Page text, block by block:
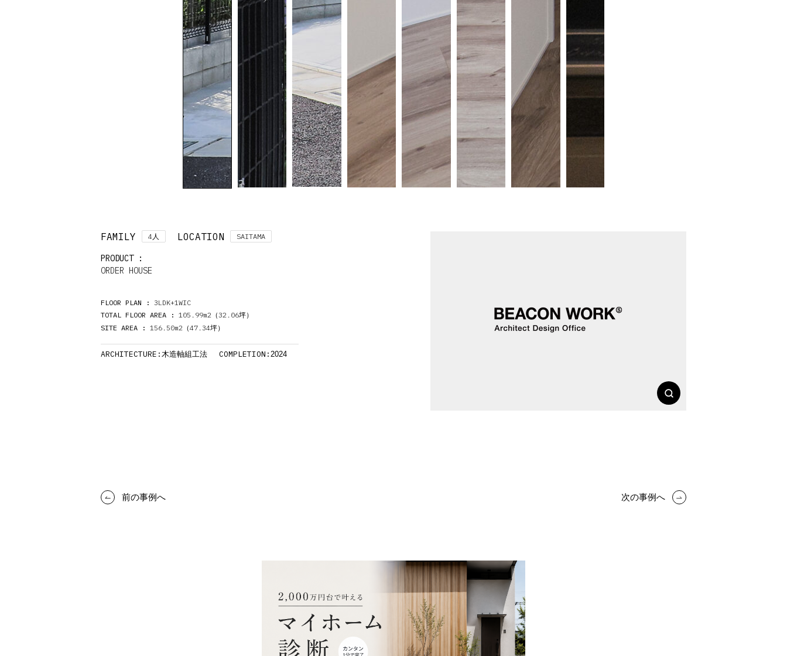
FAMILY 4人 LOCATION SAITAMA
PRODUCT :
ORDER HOUSE
FLOOR PLAN : 3LDK+1WIC
TOTAL FLOOR AREA : 105.99m2（32.06坪）
SITE AREA : 156.50m2（47.34坪）
ARCHITECTURE: 木造軸組工法 COMPLETION: 2024
前の事例へ 次の事例へ